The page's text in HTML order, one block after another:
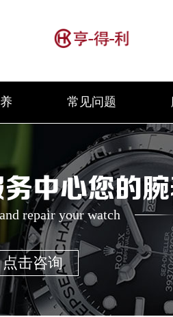
常见问题
中心您的
repair your watch
点击咨询